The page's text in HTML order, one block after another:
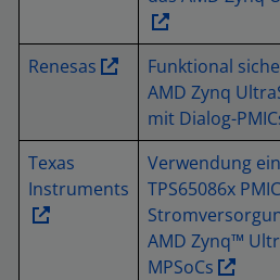
Renesas
Funktional
AMD Zynq
mit Dialog-
Texas
Instruments
Verwendung
TPS65086x
AMD Zynq™
MPSoCs